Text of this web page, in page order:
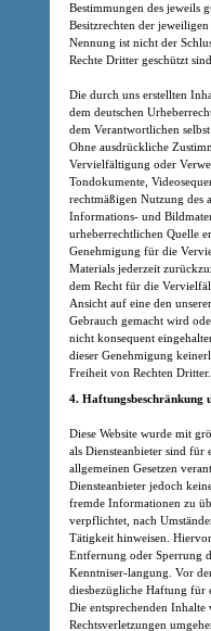
Bestimmungen des jeweils
Besitzrechten der
Nennung ist nicht der
Rechte Dritter geschützt
Die durch uns erstellten
dem deutschen
dem Verantwortlichen
Ohne ausdrückliche
Vervielfältigung oder
Tondokumente,
rechtmäßigen Nutzung des
Informations- und
urheberrechtlichen Quelle
Genehmigung für die
Materials jederzeit
dem Recht für die
Ansicht auf eine den
Gebrauch gemacht wird
nicht konsequent
dieser Genehmigung
Freiheit von Rechten Dritter.
4. Haftungsbeschränkung
Diese Website wurde mit
als Diensteanbieter sind für
allgemeinen Gesetzen
Diensteanbieter jedoch
fremde Informationen zu
verpflichtet, nach
Tätigkeit hinweisen.
Entfernung oder Sperrung
Kenntniser-langung. Vor
diesbezügliche Haftung für
Die entsprechenden Inhalte
Rechtsverletzungen